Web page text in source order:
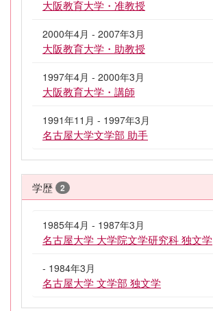
大阪教育大学・准教授
2000年4月 - 2007年3月
大阪教育大学・助教授
1997年4月 - 2000年3月
大阪教育大学・講師
1991年11月 - 1997年3月
名古屋大学文学部 助手
学歴 2
1985年4月 - 1987年3月
名古屋大学 大学院文学研究科 独文学
- 1984年3月
名古屋大学 文学部 独文学